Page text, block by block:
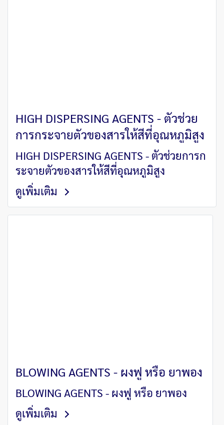
HIGH DISPERSING AGENTS - ตัวช่วย
การกระจายตัวของสารให้สีที่อุณหภูมิสูง
HIGH DISPERSING AGENTS - ตัวช่วยการก
ระจายตัวของสารให้สีที่อุณหภูมิสูง
ดูเพิ่มเติม
BLOWING AGENTS - ผงฟู หรือ ยาพอง
BLOWING AGENTS - ผงฟู หรือ ยาพอง
ดูเพิ่มเติม